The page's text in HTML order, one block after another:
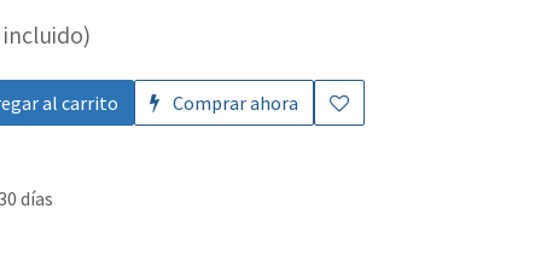
al carrito Comprar ahora
días